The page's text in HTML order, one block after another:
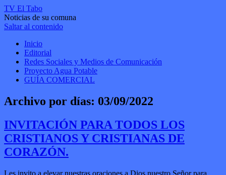
TV El Tabo
Noticias de su comuna
Saltar al contenido
Inicio
Editorial
Redes Sociales y Medios de Comunicación
Proyecto Agua Potable
GUÍA COMERCIAL
Archivo por días: 03/09/2022
INVITACIÓN PARA TODOS LOS
CRISTIANOS Y CRISTIANAS DE
CORAZÓN.
Les invito a elevar nuestras oraciones a Dios nuestro Señor para